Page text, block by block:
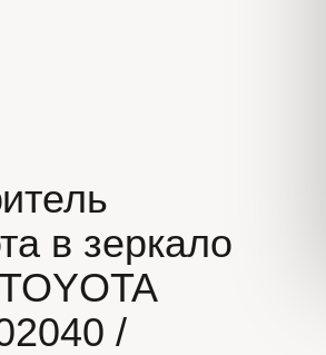
в зеркало
/